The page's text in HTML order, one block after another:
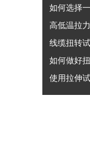
如何选择
高低温拉
线缆扭转
如何做好
使用拉伸